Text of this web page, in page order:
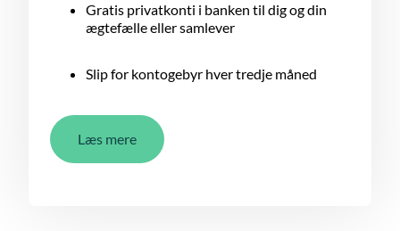
Gratis privatkonti i banken til dig og din
ægtefælle eller samlever
Slip for kontogebyr hver tredje måned
Læs mere